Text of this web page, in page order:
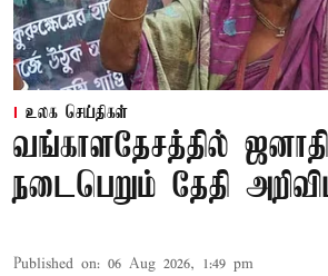
உலக செய்திகள்
வங்காளதேசத்தில்
நடைபெறும் தேதி
Published on: 06 Aug 2026, 1:49 pm